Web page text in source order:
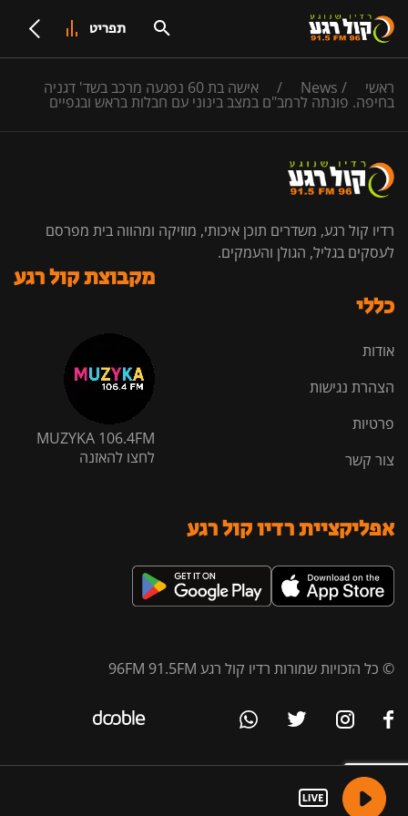
תפריט
ראשי /
News
/ אישה בת 60 נפגעה מרכב בשד' דגניה
בחיפה. פונתה לרמב"ם במצב בינוני עם חבלות בראש ובגפיים
רדיו קול רגע, משדרים תוכן איכותי, מוזיקה ומהווה בית מפרסם
לעסקים בגליל, הגולן והעמקים.
כללי
אודות
הצהרת נגישות
פרטיות
צור קשר
מקבוצת קול רגע
MUZYKA 106.4FM
לחצו להאזנה
אפליקציית רדיו קול רגע
© כל הזכויות שמורות רדיו קול רגע 96FM 91.5FM